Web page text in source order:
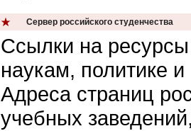
Сервер российского студенчества
Ссылки на
наукам, политике
Адреса страниц
учебных